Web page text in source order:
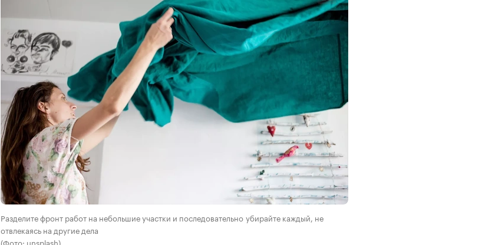
Разделите фронт работ на небольшие участки и последовательно убирайте каждый, не
отвлекаясь на другие дела
(Фото: unsplash)